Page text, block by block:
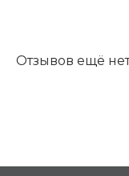
Отзывов ещё